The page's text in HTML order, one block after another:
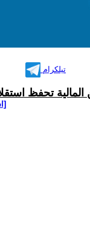
تيلكرام
المالية تحفظ